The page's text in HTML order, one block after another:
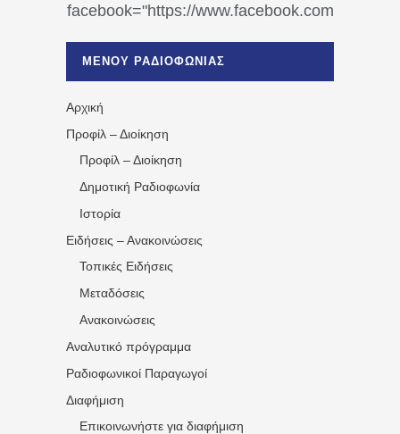
facebook="https://www.facebook.com/
ΜΕΝΟΥ ΡΑΔΙΟΦΩΝΙΑΣ
Αρχική
Προφίλ – Διοίκηση
Προφίλ – Διοίκηση
Δημοτική Ραδιοφωνία
Ιστορία
Ειδήσεις – Ανακοινώσεις
Τοπικές Ειδήσεις
Μεταδόσεις
Ανακοινώσεις
Αναλυτικό πρόγραμμα
Ραδιοφωνικοί Παραγωγοί
Διαφήμιση
Επικοινωνήστε για διαφήμιση